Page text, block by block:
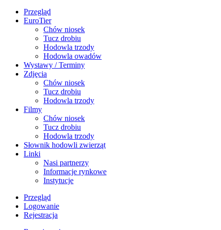
Przegląd
EuroTier
Chów niosek
Tucz drobiu
Hodowla trzody
Hodowla owadów
Wystawy / Terminy
Zdjęcia
Chów niosek
Tucz drobiu
Hodowla trzody
Filmy
Chów niosek
Tucz drobiu
Hodowla trzody
Słownik hodowli zwierząt
Linki
Nasi partnerzy
Informacje rynkowe
Instytucje
Przegląd
Logowanie
Rejestracja